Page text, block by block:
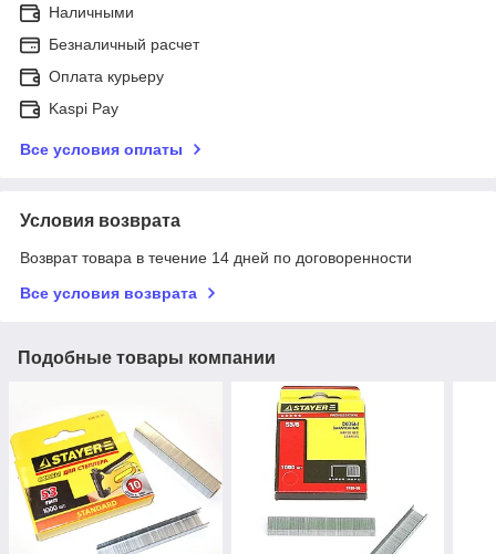
Наличными
Безналичный расчет
Оплата курьеру
Kaspi Pay
Все условия оплаты
Условия возврата
Возврат товара в течение 14 дней по договоренности
Все условия возврата
Подобные товары компании